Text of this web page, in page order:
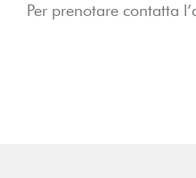
Per prenotare contatta